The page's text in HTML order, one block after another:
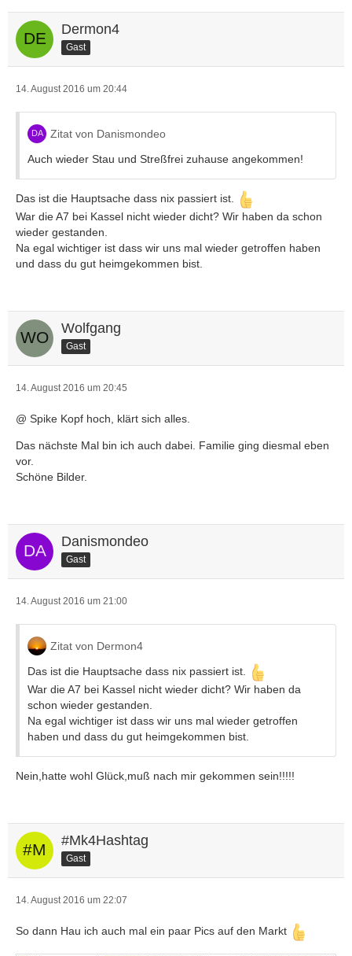
Dermon4
Gast
14. August 2016 um 20:44
Zitat von Danismondeo
Auch wieder Stau und Streßfrei zuhause angekommen!
Das ist die Hauptsache dass nix passiert ist.
War die A7 bei Kassel nicht wieder dicht? Wir haben da schon
wieder gestanden.
Na egal wichtiger ist dass wir uns mal wieder getroffen haben
und dass du gut heimgekommen bist.
Wolfgang
Gast
14. August 2016 um 20:45
@ Spike Kopf hoch, klärt sich alles.
Das nächste Mal bin ich auch dabei. Familie ging diesmal eben
vor.
Schöne Bilder.
Danismondeo
Gast
14. August 2016 um 21:00
Zitat von Dermon4
Das ist die Hauptsache dass nix passiert ist.
War die A7 bei Kassel nicht wieder dicht? Wir haben da
schon wieder gestanden.
Na egal wichtiger ist dass wir uns mal wieder getroffen
haben und dass du gut heimgekommen bist.
Nein,hatte wohl Glück,muß nach mir gekommen sein!!!!!
#Mk4Hashtag
Gast
14. August 2016 um 22:07
So dann Hau ich auch mal ein paar Pics auf den Markt